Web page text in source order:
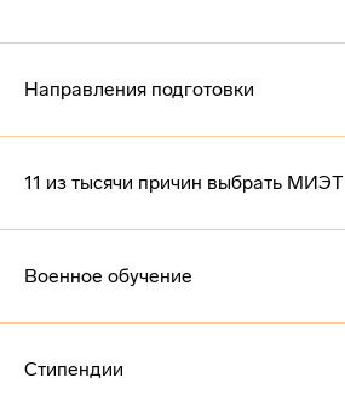
Направления подготовки
11 из тысячи причин выбрать МИЭТ
Военное обучение
Стипендии